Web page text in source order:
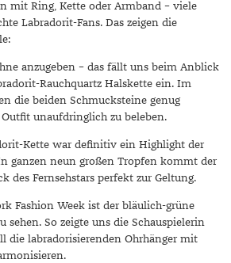
mit Ring, Kette oder Armband – viele
Labradorit-Fans. Das zeigen die
anzugeben – das fällt uns beim Anblick
Rauchquartz Halskette ein. Im
die beiden Schmucksteine genug
Outfit unaufdringlich zu beleben.
Kette war definitiv ein Highlight der
ganzen neun großen Tropfen kommt der
des Fernsehstars perfekt zur Geltung.
Fashion Week ist der bläulich-grüne
sehen. So zeigte uns die Schauspielerin
die labradorisierenden Ohrhänger mit